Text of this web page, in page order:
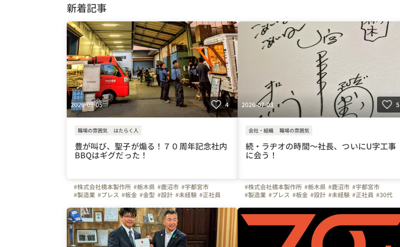
新着記事
2026-08-05 4
職場の雰囲気 はたらく人
豊が叫び、聖子が煽る！７０周年記念社内
BBQはギグだった！
#株式会社橋本製作所 #栃木県 #鹿沼市 #宇都宮市
#製造業 #プレス #板金 #金型 #設計 #未経験 #正社員
#ガソリン代全額支給 #土曜日面接可 #工場見学
#はたらく人 #弊社のすごいところ #自慢の福利厚生
#写真で伝える会社の雰囲気 #ものづくり
#さやか昭和アイドル #遅咲豊 #社内イベント #社長
#ビジョン
2026-07-03 5
会社・組織 職場の雰囲気
続・ラヂオの時間～社長、ついにU字工事
に会う！
#株式会社橋本製作所 #栃木県 #鹿沼市 #宇都宮市
#製造業 #プレス #板金 #設計 #未経験 #正社員 #30代
#暑さ対策 #工場見学 #土曜日面接 #WEB面接 #ビジョン
#社長
#弊社のすごいところ
#会社の推しポイント
#RADIO BERRY #U字工事